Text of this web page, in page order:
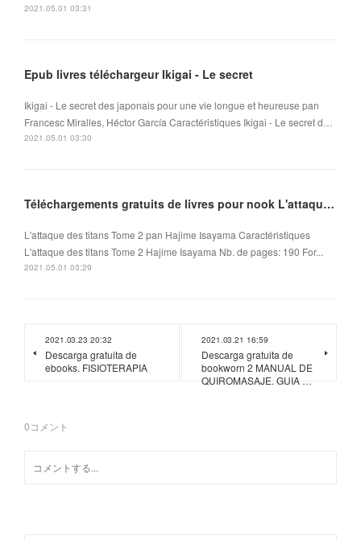
2021.05.01 03:31
Epub livres téléchargeur Ikigai - Le secret
Ikigai - Le secret des japonais pour une vie longue et heureuse pan
Francesc Miralles, Héctor García Caractéristiques Ikigai - Le secret d…
2021.05.01 03:30
Téléchargements gratuits de livres pour nook L'attaque des titans Tome 2 (Litterature Francaise)
L'attaque des titans Tome 2 pan Hajime Isayama Caractéristiques
L'attaque des titans Tome 2 Hajime Isayama Nb. de pages: 190 For...
2021.05.01 03:29
2021.03.23 20:32
Descarga gratuita de
ebooks. FISIOTERAPIA
2021.03.21 16:59
Descarga gratuita de
bookworn 2 MANUAL DE
QUIROMASAJE. GUIA …
0コメント